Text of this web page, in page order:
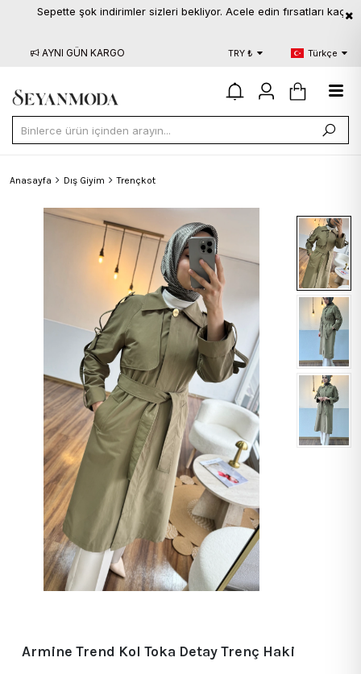
Sepette şok indirimler sizleri bekliyor. Acele edin fırsatları kaçırmayın
AYNI GÜN KARGO TRY ₺ Türkçe
Anasayfa Dış Giyim Trençkot
Armine Trend Kol Toka Detay Trenç Haki